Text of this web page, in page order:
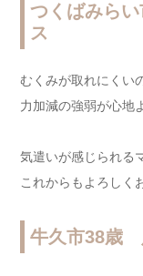
つくばみら
ス
むくみが取れにくい
力加減の強弱が心地
気遣いが感じられる
これからもよろしく
牛久市38歳